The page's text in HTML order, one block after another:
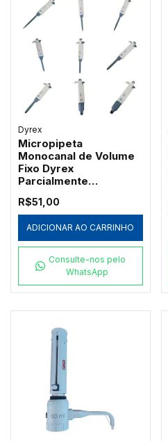
Dyrex
Micropipeta
Monocanal de Volume
Fixo Dyrex
Parcialmente
R$51,00
ADICIONAR AO CARRINHO
Consulte-nos pelo
WhatsApp